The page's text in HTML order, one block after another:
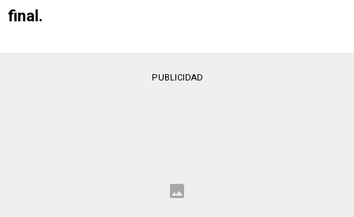
final.
PUBLICIDAD